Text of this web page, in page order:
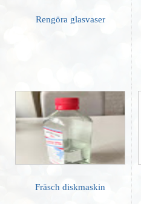
Rengöra glasvaser
Fräsch diskmaskin